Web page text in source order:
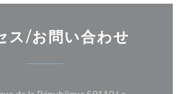
ス/お問い合わせ